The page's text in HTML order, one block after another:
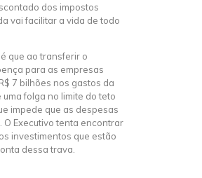
dos impostos
vai facilitar a vida de todo
que ao transferir o
para as empresas
7 bilhões nos gastos da
folga no limite do teto
impede que as despesas
O Executivo tenta encontrar
investimentos que estão
dessa trava.